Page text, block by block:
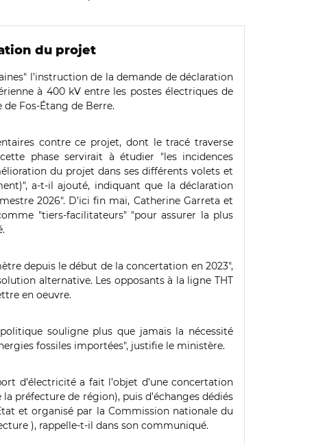
du projet
l’instruction de la demande de déclaration
à 400 kV entre les postes électriques de
Fos-Étang de Berre.
contre ce projet, dont le tracé traverse
phase servirait à étudier "les incidences
du projet dans ses différents volets et
a-t-il ajouté, indiquant que la déclaration
2026". D’ici fin mai, Catherine Garreta et
"tiers-facilitateurs" "pour assurer la plus
depuis le début de la concertation en 2023",
alternative. Les opposants à la ligne THT
en oeuvre.
souligne plus que jamais la nécessité
fossiles importées", justifie le ministère.
d’électricité a fait l’objet d’une concertation
la préfecture de région), puis d’échanges dédiés
et organisé par la Commission nationale du
), rappelle-t-il dans son communiqué.